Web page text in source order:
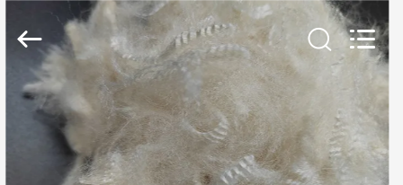
CASA
PRODOTTI
AZURE
IMP&EXP
Rights
Reserved.